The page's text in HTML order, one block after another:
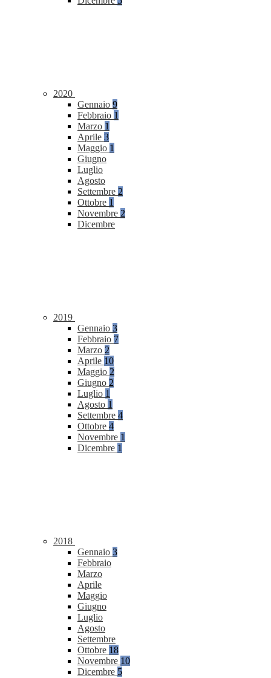
2020
Gennaio 9
Febbraio 1
Marzo 1
Aprile 3
Maggio 1
Giugno
Luglio
Agosto
Settembre 2
Ottobre 1
Novembre 2
Dicembre
2019
Gennaio 3
Febbraio 7
Marzo 2
Aprile 10
Maggio 2
Giugno 2
Luglio 1
Agosto 1
Settembre 4
Ottobre 4
Novembre 1
Dicembre 1
2018
Gennaio 3
Febbraio
Marzo
Aprile
Maggio
Giugno
Luglio
Agosto
Settembre
Ottobre 18
Novembre 10
Dicembre 5